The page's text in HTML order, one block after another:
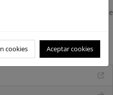
incluyendo escenarios de
cookies Aceptar cookies